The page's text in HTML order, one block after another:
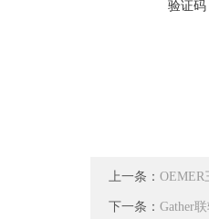
验证码
上一条：
下一条： Gather